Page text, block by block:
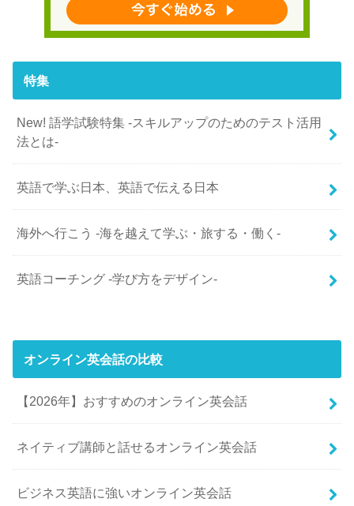
特集
New! 語学試験特集 -スキルアップのためのテスト活用
法とは-
英語で学ぶ日本、英語で伝える日本
海外へ行こう -海を越えて学ぶ・旅する・働く-
英語コーチング -学び方をデザイン-
オンライン英会話の比較
【2026年】おすすめのオンライン英会話
ネイティブ講師と話せるオンライン英会話
ビジネス英語に強いオンライン英会話